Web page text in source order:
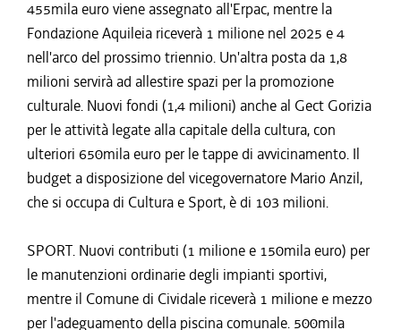
455mila euro viene assegnato all'Erpac, mentre la
Fondazione Aquileia riceverà 1 milione nel 2025 e 4
nell'arco del prossimo triennio. Un'altra posta da 1,8
milioni servirà ad allestire spazi per la promozione
culturale. Nuovi fondi (1,4 milioni) anche al Gect Gorizia
per le attività legate alla capitale della cultura, con
ulteriori 650mila euro per le tappe di avvicinamento. Il
budget a disposizione del vicegovernatore Mario Anzil,
che si occupa di Cultura e Sport, è di 103 milioni.
SPORT. Nuovi contributi (1 milione e 150mila euro) per
le manutenzioni ordinarie degli impianti sportivi,
mentre il Comune di Cividale riceverà 1 milione e mezzo
per l'adeguamento della piscina comunale. 500mila